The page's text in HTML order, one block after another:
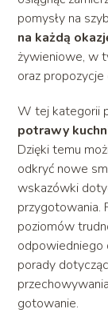
pomysły na
na każdą
żywieniowe, w
oraz
W tej kategorii
potrawy
Dzięki temu
odkryć nowe
wskazówki
przygotowania.
poziomów
odpowiedniego
porady
gotowanie.